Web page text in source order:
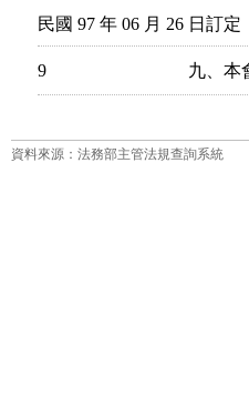
民國 97 年 06 月 26 日訂定
9 九、本
資料來源：法務部主管法規查詢系統